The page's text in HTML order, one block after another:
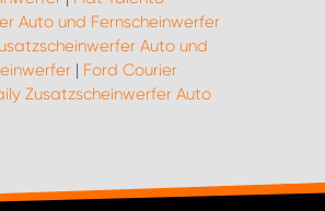
Auto und Fernscheinwerfer
Auto und
| Ford Courier
Zusatzscheinwerfer Auto